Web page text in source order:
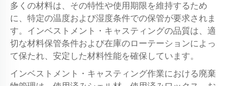
多くの材料は、その特性や使用期限を維持するため
に、特定の温度および湿度条件での保管が要求されま
す。インベストメント・キャスティングの品質は、適
切な材料保管条件および在庫のローテーションによっ
て保たれ、安定した材料性能を確保しています。
インベストメント・キャスティング作業における廃棄